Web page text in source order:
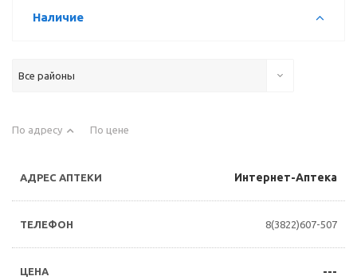
Наличие
Все районы
По адресу По цене
Интернет-Аптека
8(3822)607-507
---